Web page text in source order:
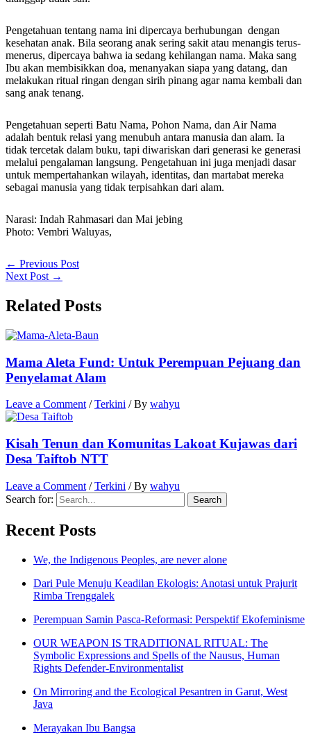
Pengetahuan tentang nama ini dipercaya berhubungan dengan
kesehatan anak. Bila seorang anak sering sakit atau menangis terus-
menerus, dipercaya bahwa ia sedang kehilangan nama. Maka sang
Ibu akan membisikkan doa, menanyakan siapa yang datang, dan
melakukan ritual ringan dengan sirih pinang agar nama kembali dan
sang anak tenang.
Pengetahuan seperti Batu Nama, Pohon Nama, dan Air Nama
adalah bentuk relasi yang menubuh antara manusia dan alam. Ia
tidak tercetak dalam buku, tapi diwariskan dari generasi ke generasi
melalui pengalaman langsung. Pengetahuan ini juga menjadi dasar
untuk mempertahankan wilayah, identitas, dan martabat mereka
sebagai manusia yang tidak terpisahkan dari alam.
Narasi: Indah Rahmasari dan Mai jebing
Photo: Vembri Waluyas,
← Previous Post
Next Post →
Related Posts
Mama Aleta Fund: Untuk Perempuan Pejuang dan
Penyelamat Alam
Leave a Comment /Terkini / By wahyu
Kisah Tenun dan Komunitas Lakoat Kujawas dari
Desa Taiftob NTT
Leave a Comment /Terkini / By wahyu
Search for:
Recent Posts
We, the Indigenous Peoples, are never alone
Dari Pule Menuju Keadilan Ekologis: Anotasi untuk Prajurit
Rimba Trenggalek
Perempuan Samin Pasca-Reformasi: Perspektif Ekofeminisme
OUR WEAPON IS TRADITIONAL RITUAL: The
Symbolic Expressions and Spells of the Nausus, Human
Rights Defender-Environmentalist
On Mirroring and the Ecological Pesantren in Garut, West
Java
Merayakan Ibu Bangsa